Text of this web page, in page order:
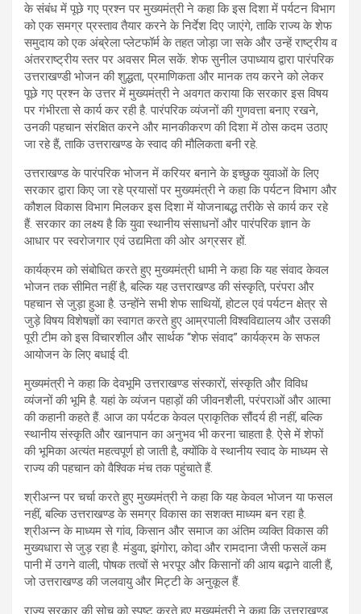
के संबंध में पूछे गए प्रश्न पर मुख्यमंत्री ने कहा कि इस दिशा में पर्यटन विभाग
को एक समग्र प्रस्ताव तैयार करने के निर्देश दिए जाएंगे, ताकि राज्य के शेफ
समुदाय को एक अंब्रेला प्लेटफॉर्म के तहत जोड़ा जा सके और उन्हें राष्ट्रीय व
अंतरराष्ट्रीय स्तर पर अवसर मिल सकें. शेफ सुनील उपाध्याय द्वारा पारंपरिक
उत्तराखण्डी भोजन की शुद्धता, प्रमाणिकता और मानक तय करने को लेकर
पूछे गए प्रश्न के उत्तर में मुख्यमंत्री ने अवगत कराया कि सरकार इस विषय
पर गंभीरता से कार्य कर रही है. पारंपरिक व्यंजनों की गुणवत्ता बनाए रखने,
उनकी पहचान संरक्षित करने और मानकीकरण की दिशा में ठोस कदम उठाए
जा रहे हैं, ताकि उत्तराखण्ड के स्वाद की मौलिकता बनी रहे.
उत्तराखण्ड के पारंपरिक भोजन में करियर बनाने के इच्छुक युवाओं के लिए
सरकार द्वारा किए जा रहे प्रयासों पर मुख्यमंत्री ने कहा कि पर्यटन विभाग और
कौशल विकास विभाग मिलकर इस दिशा में योजनाबद्ध तरीके से कार्य कर रहे
हैं. सरकार का लक्ष्य है कि युवा स्थानीय संसाधनों और पारंपरिक ज्ञान के
आधार पर स्वरोजगार एवं उद्यमिता की ओर अग्रसर हों.
कार्यक्रम को संबोधित करते हुए मुख्यमंत्री धामी ने कहा कि यह संवाद केवल
भोजन तक सीमित नहीं है, बल्कि यह उत्तराखण्ड की संस्कृति, परंपरा और
पहचान से जुड़ा हुआ है. उन्होंने सभी शेफ साथियों, होटल एवं पर्यटन क्षेत्र से
जुड़े विषय विशेषज्ञों का स्वागत करते हुए आम्रपाली विश्वविद्यालय और उसकी
पूरी टीम को इस विचारशील और सार्थक “शेफ संवाद” कार्यक्रम के सफल
आयोजन के लिए बधाई दी.
मुख्यमंत्री ने कहा कि देवभूमि उत्तराखण्ड संस्कारों, संस्कृति और विविध
व्यंजनों की भूमि है. यहां के व्यंजन पहाड़ों की जीवनशैली, परंपराओं और आत्मा
की कहानी कहते हैं. आज का पर्यटक केवल प्राकृतिक सौंदर्य ही नहीं, बल्कि
स्थानीय संस्कृति और खानपान का अनुभव भी करना चाहता है. ऐसे में शेफों
की भूमिका अत्यंत महत्वपूर्ण हो जाती है, क्योंकि वे स्थानीय स्वाद के माध्यम से
राज्य की पहचान को वैश्विक मंच तक पहुंचाते हैं.
श्रीअन्न पर चर्चा करते हुए मुख्यमंत्री ने कहा कि यह केवल भोजन या फसल
नहीं, बल्कि उत्तराखण्ड के समग्र विकास का सशक्त माध्यम बन रहा है.
श्रीअन्न के माध्यम से गांव, किसान और समाज का अंतिम व्यक्ति विकास की
मुख्यधारा से जुड़ रहा है. मंडुवा, झंगोरा, कोदा और रामदाना जैसी फसलें कम
पानी में उगने वाली, पोषक तत्वों से भरपूर और किसानों की आय बढ़ाने वाली हैं,
जो उत्तराखण्ड की जलवायु और मिट्टी के अनुकूल हैं.
राज्य सरकार की सोच को स्पष्ट करते हुए मुख्यमंत्री ने कहा कि उत्तराखण्ड